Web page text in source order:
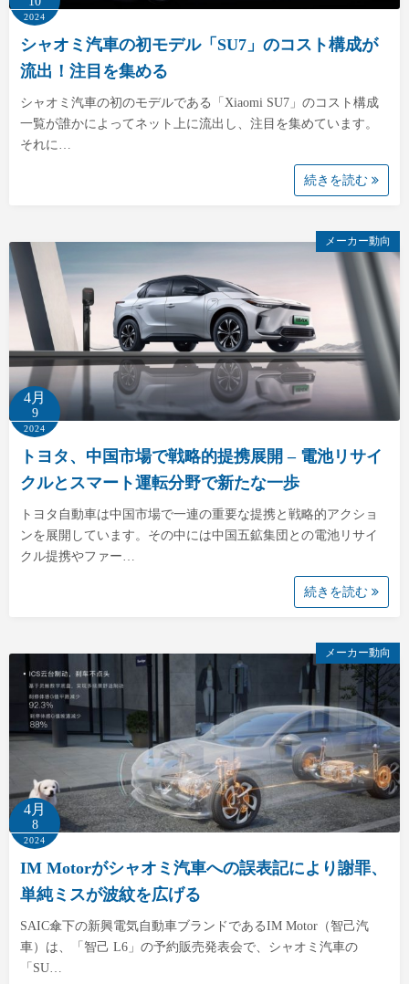
2024
シャオミ汽車の初モデル「SU7」のコスト構成が
流出！注目を集める
シャオミ汽車の初のモデルである「Xiaomi SU7」のコスト構成
一覧が誰かによってネット上に流出し、注目を集めています。
それに…
続きを読む
メーカー動向
4月
9
2024
トヨタ、中国市場で戦略的提携展開 – 電池リサイ
クルとスマート運転分野で新たな一歩
トヨタ自動車は中国市場で一連の重要な提携と戦略的アクショ
ンを展開しています。その中には中国五鉱集団との電池リサイ
クル提携やファー…
続きを読む
メーカー動向
4月
8
2024
IM Motorがシャオミ汽車への誤表記により謝罪、
単純ミスが波紋を広げる
SAIC傘下の新興電気自動車ブランドであるIM Motor（智己汽
車）は、「智己 L6」の予約販売発表会で、シャオミ汽車の
「SU…